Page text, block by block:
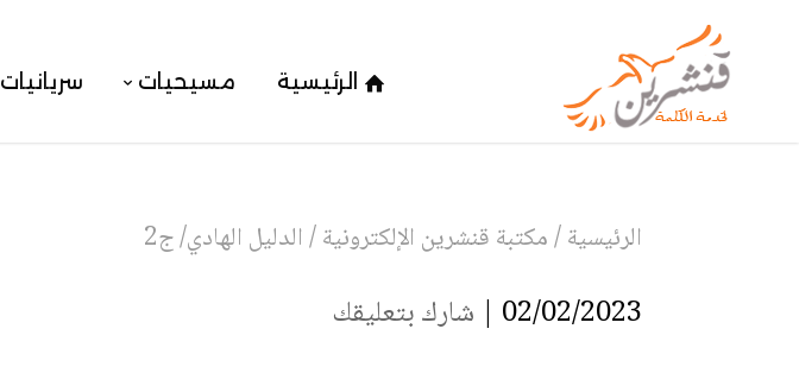
الرئيسية مسيحيات سريانيات
الرئيسية/مكتبة قنشرين الإلكترونية/الدليل الهادي/ ج2
02/02/2023 | شارك بتعليقك